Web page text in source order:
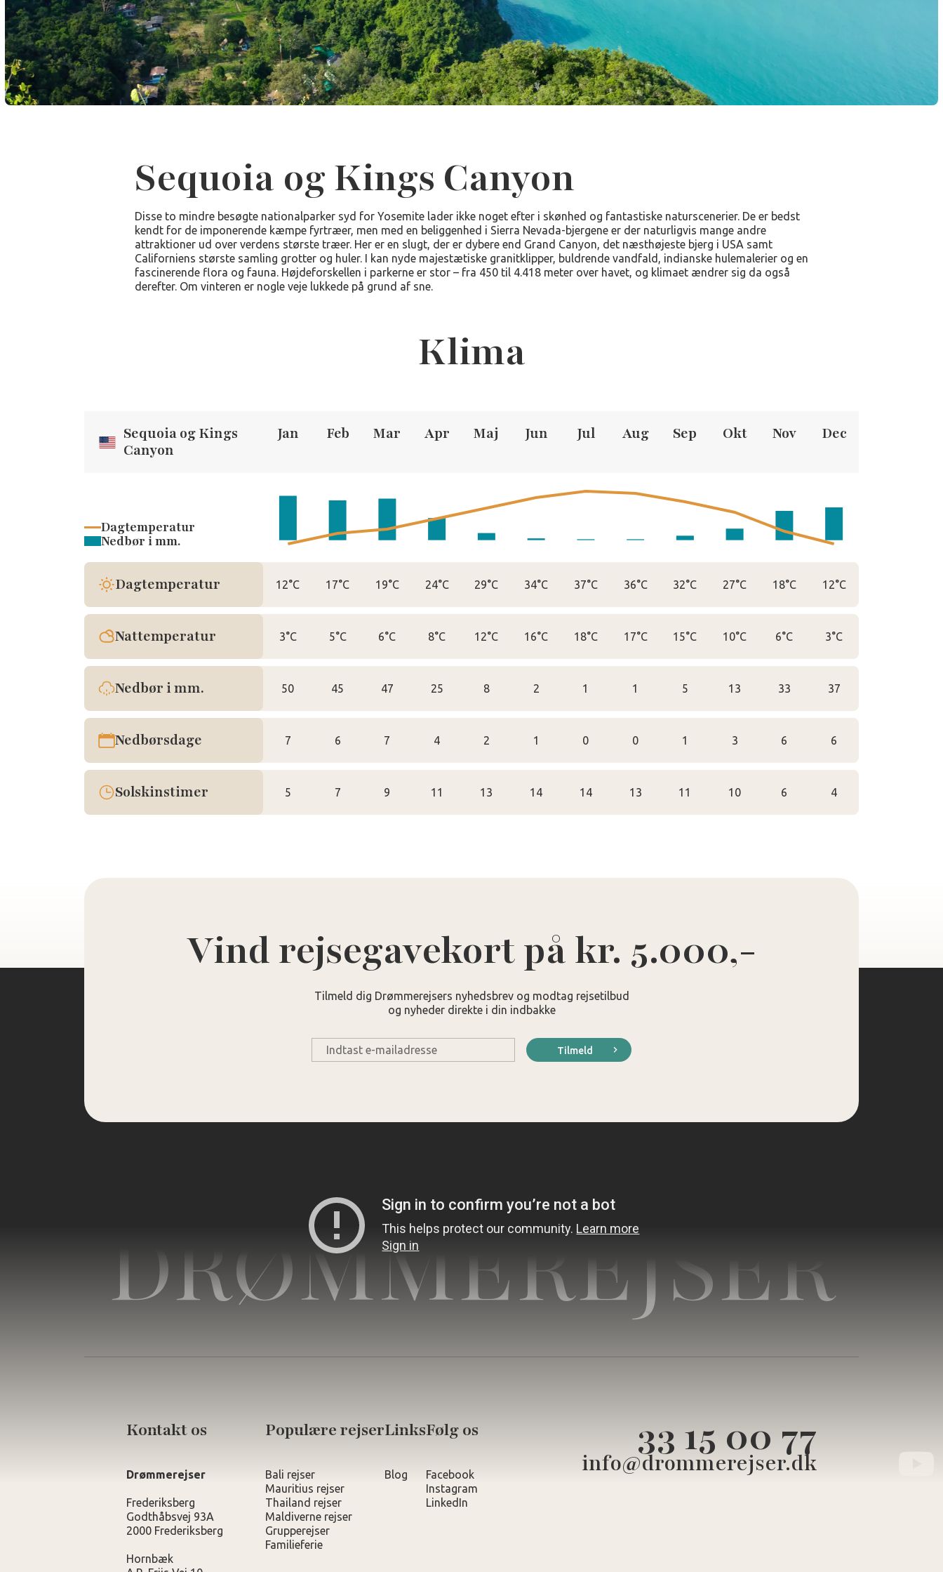
Sequoia og Kings Canyon
Disse to mindre besøgte nationalparker syd for Yosemite lader ikke noget efter i skønhed og fantastiske naturscenerier. De er bedst
kendt for de imponerende kæmpe fyrtræer, men med en beliggenhed i Sierra Nevada-bjergene er der naturligvis mange andre
attraktioner ud over verdens største træer. Her er en slugt, der er dybere end Grand Canyon, det næsthøjeste bjerg i USA samt
Californiens største samling grotter og huler. I kan nyde majestætiske granitklipper, buldrende vandfald, indianske hulemalerier og en
fascinerende flora og fauna. Højdeforskellen i parkerne er stor – fra 450 til 4.418 meter over havet, og klimaet ændrer sig da også
derefter. Om vinteren er nogle veje lukkede på grund af sne.
Klima
Sequoia og Kings
Canyon
Jan Feb Mar Apr Maj Jun Jul Aug Sep Okt Nov Dec
Dagtemperatur
Nedbør i mm.
Dagtemperatur 12°C 17°C 19°C 24°C 29°C 34°C 37°C 36°C 32°C 27°C 18°C 12°C
Nattemperatur 3°C 5°C 6°C 8°C 12°C 16°C 18°C 17°C 15°C 10°C 6°C 3°C
Nedbør i mm. 50 45 47 25 8 2 1 1 5 13 33 37
Nedbørsdage 7 6 7 4 2 1 0 0 1 3 6 6
Solskinstimer 5 7 9 11 13 14 14 13 11 10 6 4
Vind rejsegavekort på kr. 5.000,-
Tilmeld dig Drømmerejsers nyhedsbrev og modtag rejsetilbud
og nyheder direkte i din indbakke
mail
Tilmeld
DRØMMEREJSER
Kontakt os
Drømmerejser
Frederiksberg
Godthåbsvej 93A
2000 Frederiksberg
Hornbæk
Populære rejser
Bali rejser
Mauritius rejser
Thailand rejser
Maldiverne rejser
Grupperejser
Familieferie
Links
Blog
Følg os
Facebook
Instagram
LinkedIn
33 15 00 77
info@drommerejser.dk